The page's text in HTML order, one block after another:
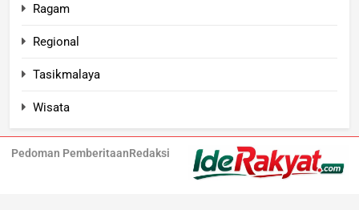
Ragam
Regional
Tasikmalaya
Wisata
Pedoman PemberitaanRedaksi